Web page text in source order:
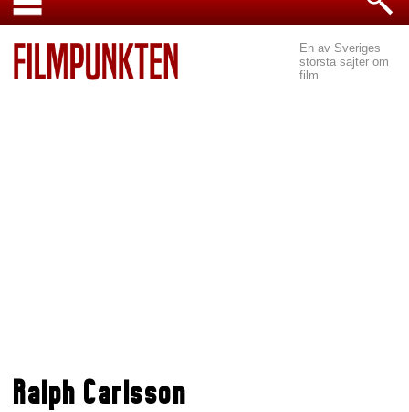
En av Sveriges
största sajter om
film.
Ralph Carlsson